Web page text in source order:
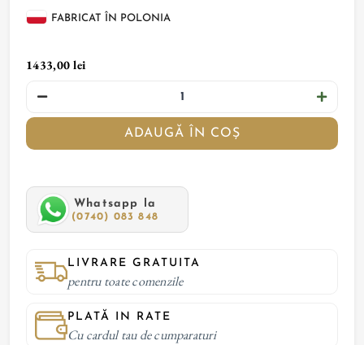
FABRICAT ÎN POLONIA
1433,00 lei
ADAUGĂ ÎN COȘ
Whatsapp la
(0740) 083 848
LIVRARE GRATUITA
pentru toate comenzile
PLATĂ IN RATE
Cu cardul tau de cumparaturi